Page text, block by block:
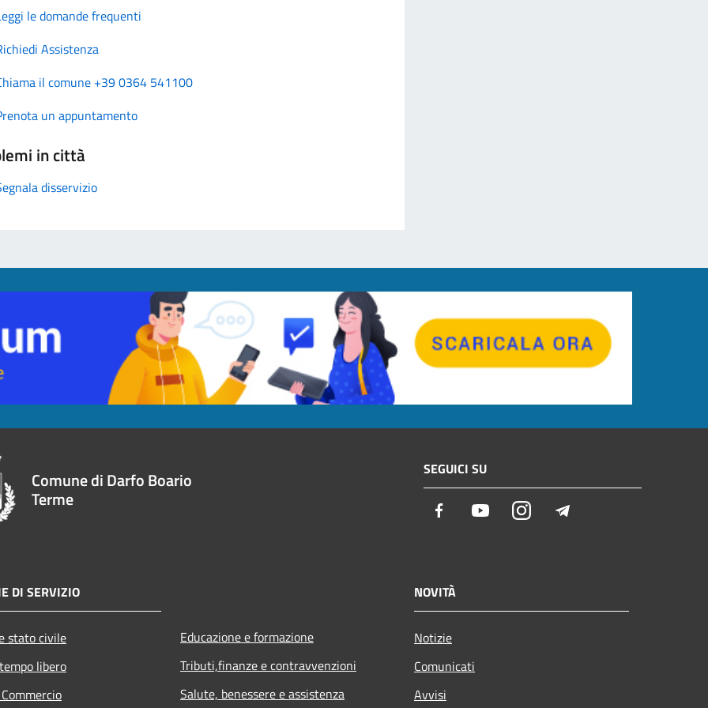
le domande frequenti
Assistenza
il comune +39 0364 541100
un appuntamento
in città
disservizio
Comune di Darfo Boario
Terme
SEGUICI SU
Facebook YoutubeInstagram
DI SERVIZIO
stato civile
libero
Educazione e formazione
Tributi,finanze e contravvenzioni
Salute, benessere e assistenza
NOVITÀ
Notizie
Comunicati
Avvisi